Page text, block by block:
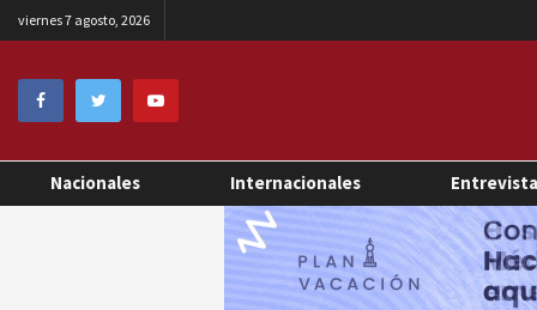
viernes 7 agosto, 2026
Nacionales Internacionales